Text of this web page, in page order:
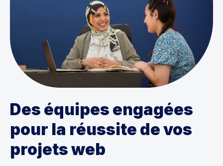
Des équipes engagées
pour la réussite de vos
projets web